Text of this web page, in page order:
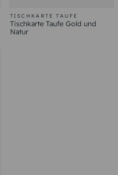
TISCHKARTE TAUFE
Tischkarte Taufe Gold und
Natur